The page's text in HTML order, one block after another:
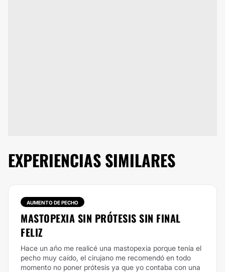
EXPERIENCIAS SIMILARES
AUMENTO DE PECHO
MASTOPEXIA SIN PRÓTESIS SIN FINAL
FELIZ
Hace un año me realicé una mastopexia porque tenía el
pecho muy caído, el cirujano me recomendó en todo
momento no poner prótesis ya que yo contaba con una